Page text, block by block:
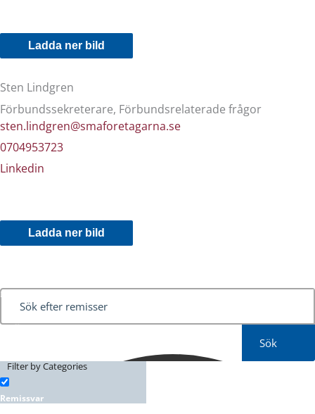
Ladda ner bild
Sten Lindgren
Förbundssekreterare, Förbundsrelaterade frågor
sten.lindgren@smaforetagarna.se
0704953723
Linkedin
Ladda ner bild
Sök
Filter by Categories
Remissvar